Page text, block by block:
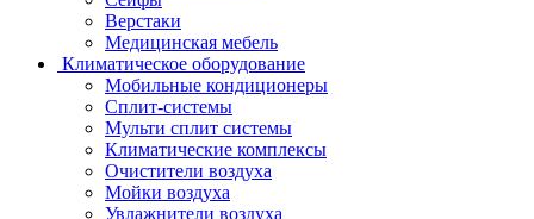
Верстаки
Медицинская мебель
Климатическое оборудование
Мобильные кондиционеры
Сплит-системы
Мульти сплит системы
Климатические комплексы
Очистители воздуха
Мойки воздуха
Увлажнители воздуха